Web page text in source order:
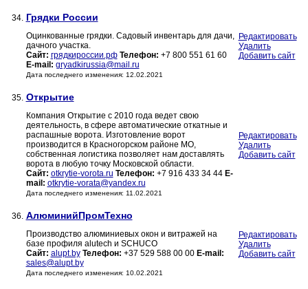
34. Грядки России
Оцинкованные грядки. Садовый инвентарь для дачи,
дачного участка.
Сайт: грядкироссии.рф Телефон: +7 800 551 61 60
E-mail: gryadkirussia@mail.ru
Дата последнего изменения: 12.02.2021
Редактировать
Удалить
Добавить сайт
35. Открытие
Компания Открытие с 2010 года ведет свою
деятельность, в сфере автоматические откатные и
распашные ворота. Изготовление ворот
производится в Красногорском районе МО,
собственная логистика позволяет нам доставлять
ворота в любую точку Московской области.
Сайт: otkrytie-vorota.ru Телефон: +7 916 433 34 44 E-
mail: otkrytie-vorata@yandex.ru
Дата последнего изменения: 11.02.2021
Редактировать
Удалить
Добавить сайт
36. АлюминийПромТехно
Производство алюминиевых окон и витражей на
базе профиля alutech и SCHUCO
Сайт: alupt.by Телефон: +37 529 588 00 00 E-mail:
sales@alupt.by
Дата последнего изменения: 10.02.2021
Редактировать
Удалить
Добавить сайт